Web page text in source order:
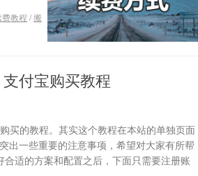
教程 /搬
付宝购买教程
买的教程。其实这个教程在本站的单独页面
出一些重要的注意事项，希望对大家有所帮
适的方案和配置之后，下面只需要注册账